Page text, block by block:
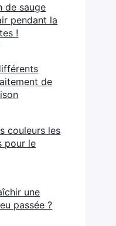
de sauge
pendant la
!
de
couleurs les
pour le
une
passée ?